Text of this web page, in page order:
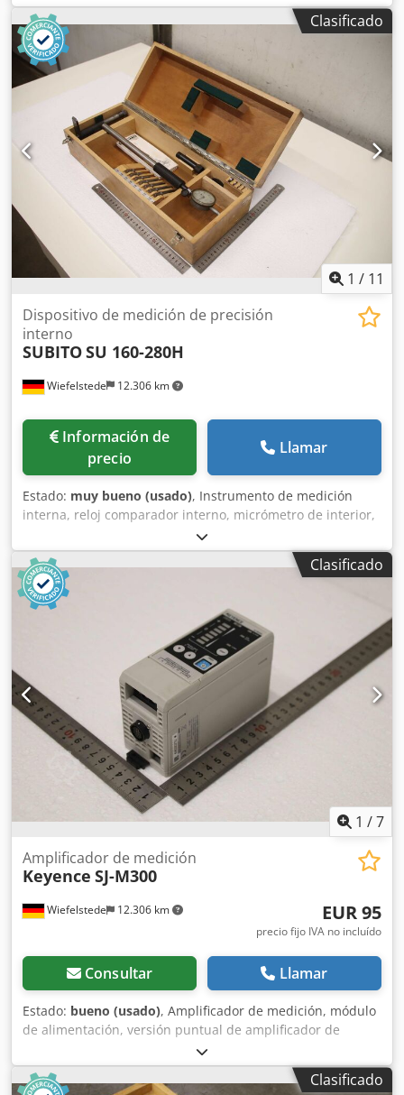
DE45N50041PK03MW -Cantidad: 4 unidades disponibles -
Precio: por unidad -Dimensiones: 90/100/A70 mm -Peso:
0,3 kg
Clasificado
1 / 11
Wiefelstede 12.306 km
Dispositivo de medición de precisión
interno
SUBITOSU 160-280H
Información de
precio
Llamar
Estado: muy bueno (usado), Instrumento de medición
interna, reloj comparador interno, micrómetro de interior,
micrómetro de tornillo para interior, diámetro interior,
galga para cilindros, -Rango de medición: 160-295 mm -
Dimensiones: 200/485/Alto 135 mm Csdpfx Ajy Rtluen Ejha
-Peso: 4 kg
Clasificado
1 /7
Wiefelstede 12.306 km
Amplificador de medición
Keyence SJ-M300
EUR 95
precio fijo IVA no incluído
Consultar Llamar
Estado: bueno (usado), Amplificador de medición, módulo
de alimentación, versión puntual de amplificador de
medición - Fabricante: Keyence, amplificador de medición
versión puntual Cedpfx Anex S Evzj Ejha - Tipo: SJ-M300 -
Dimensiones: 130/50/Alto75 mm - Peso: 0,2 kg
Clasificado